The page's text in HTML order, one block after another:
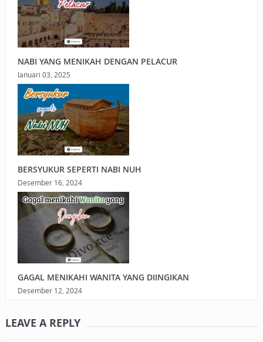
NABI YANG MENIKAH DENGAN PELACUR
Januari 03, 2025
BERSYUKUR SEPERTI NABI NUH
Desember 16, 2024
GAGAL MENIKAHI WANITA YANG DIINGIKAN
Desember 12, 2024
LEAVE A REPLY